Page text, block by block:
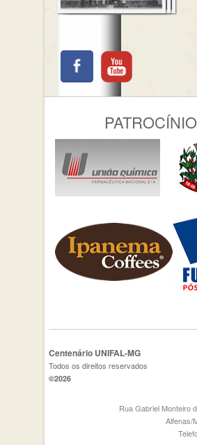
Centenário UNIFAL-MG
Todos os direitos reservados
©2026
Rua Gabriel Monteiro
Alfenas/